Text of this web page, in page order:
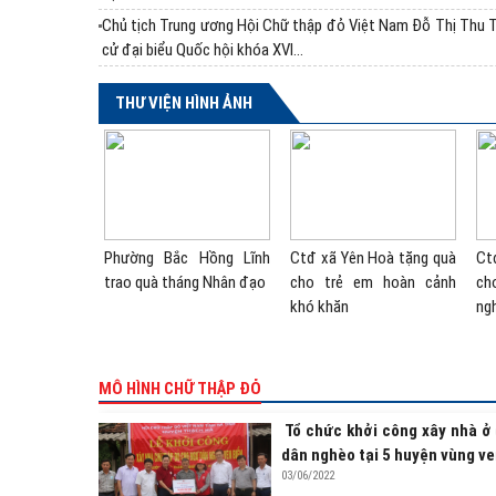
Chủ tịch Trung ương Hội Chữ thập đỏ Việt Nam Đỗ Thị Thu
cử đại biểu Quốc hội khóa XVI...
THƯ VIỆN HÌNH ẢNH
Hình ảnh gian hàng do Hội
CTĐ trường Nguyễn Huệ
Các cá nhân ngày hội
HMTN cụm liên xã Sơn
Tây, Sơn Hồng, Sơn Kim 1,
MÔ HÌNH CHỮ THẬP ĐỎ
Tổ chức khởi công xây nhà
dân nghèo tại 5 huyện vùng
03/06/2022